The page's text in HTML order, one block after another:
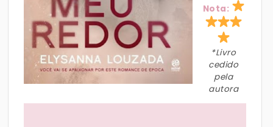
Nota:
*Livro
cedido
pela
autora